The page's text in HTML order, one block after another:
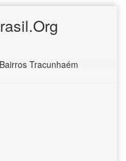
Bairros Tracunhaém